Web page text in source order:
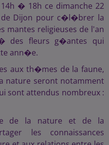
� 18h ce dimanche 22
de Dijon pour c�l�brer la
mantes religieuses de l'an
des fleurs g�antes qui
ann�e.
aux th�mes de la faune,
nature seront notamment
sont attendus nombreux :
de la nature et de la
les connaissances